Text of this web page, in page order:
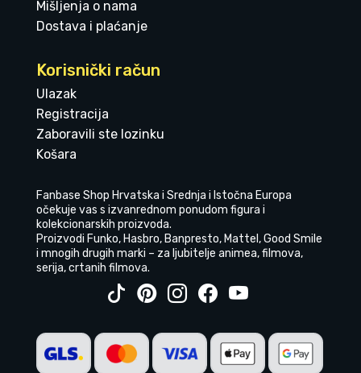
Mišljenja o nama
Dostava i plaćanje
Korisnički račun
Ulazak
Registracija
Zaboravili ste lozinku
Košara
Fanbase Shop Hrvatska i Srednja i Istočna Europa
očekuje vas s izvanrednom ponudom figura i
kolekcionarskih proizvoda.
Proizvodi Funko, Hasbro, Banpresto, Mattel, Good Smile
i mnogih drugih marki – za ljubitelje animea, filmova,
serija, crtanih filmova.